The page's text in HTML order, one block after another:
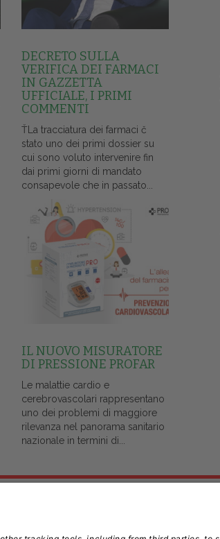
DECRETO SULLA
VERIFICA DEI FARMACI
IN GAZZETTA
UFFICIALE, I PRIMI
COMMENTI
ŤLa tracciatura dei farmaci č
stato uno dei primi dossier su
cui sono voluto intervenire fin
dai primi giorni di mandato
consapevole che in passato...
IL NUOVO MISURATORE
DI PRESSIONE PROFAR
Le malattie cardio e
cerebrovascolari rappresentano
uno dei problemi di maggiore
rilevanza nel panorama sanitario
nazionale in termini di...